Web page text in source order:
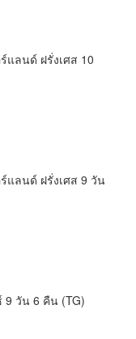
แลนด์ ฝรั่งเศส 10
แลนด์ ฝรั่งเศส 9 วัน
9 วัน 6 คืน (TG)